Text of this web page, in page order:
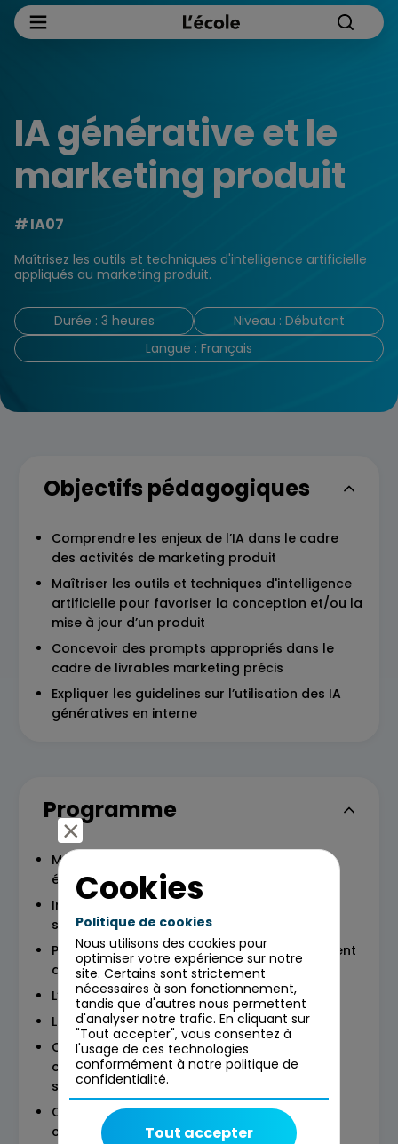
IA générative et le
marketing produit
IA07
Maîtrisez les outils et techniques d'intelligence artificielle
appliqués au marketing produit.
Durée : 3 heures
Niveau : Débutant
Langue : Français
Objectifs pédagogiques
Comprendre les enjeux de l’IA dans le cadre
des activités de marketing produit
Maîtriser les outils et techniques d'intelligence
artificielle pour favoriser la conception et/ou la
mise à jour d’un produit
Concevoir des prompts appropriés dans le
cadre de livrables marketing précis
Expliquer les guidelines sur l’utilisation des IA
génératives en interne
Programme
Modèles existants de l’IA, défis et enjeux
éthiques
Implications sur l'expérience utilisateur et la
sécurité des données.
Présentation des guidelines sur le déploiement
des IA génératives
L’art du prompt : les précautions à prendre
Le contexte légal
Cas d’usage 1 : Les insights marketing
concernant les consommateurs (cibles,
segmentation, persona, … )
Cas d’usage 2 : Les insights marketing
concernant la vision produit
Cookies
Politique de cookies
Nous utilisons des cookies pour
optimiser votre expérience sur notre
site. Certains sont strictement
nécessaires à son fonctionnement,
tandis que d'autres nous permettent
d'analyser notre trafic. En cliquant sur
"Tout accepter", vous consentez à
l'usage de ces technologies
conformément à notre politique de
confidentialité.
Tout accepter